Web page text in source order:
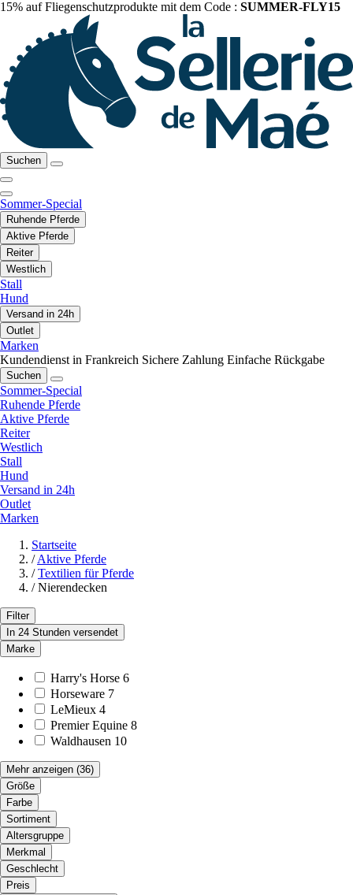
15% auf Fliegenschutzprodukte mit dem Code : SUMMER-FLY15
Suchen
Sommer-Special
Ruhende Pferde
Aktive Pferde
Reiter
Westlich
Stall
Hund
Versand in 24h
Outlet
Marken
Kundendienst in Frankreich Sichere Zahlung Einfache Rückgabe
Suchen
Sommer-Special
Ruhende Pferde
Aktive Pferde
Reiter
Westlich
Stall
Hund
Versand in 24h
Outlet
Marken
Startseite
/ Aktive Pferde
/ Textilien für Pferde
/ Nierendecken
Filter
In 24 Stunden versendet
Marke
Harry's Horse 6
Horseware 7
LeMieux 4
Premier Equine 8
Waldhausen 10
Mehr anzeigen (36)
Größe
Farbe
Sortiment
Altersgruppe
Merkmal
Geschlecht
Preis